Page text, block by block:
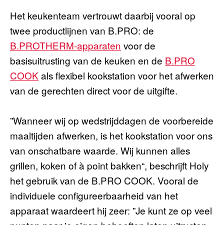
Het keukenteam vertrouwt daarbij vooral op
twee productlijnen van B.PRO: de
B.PROTHERM-apparaten voor de
basisuitrusting van de keuken en de B.PRO
COOK als flexibel kookstation voor het afwerken
van de gerechten direct voor de uitgifte.
”Wanneer wij op wedstrijddagen de voorbereide
maaltijden afwerken, is het kookstation voor ons
van onschatbare waarde. Wij kunnen alles
grillen, koken of à point bakken“, beschrijft Holy
het gebruik van de B.PRO COOK. Vooral de
individuele configureerbaarheid van het
apparaat waardeert hij zeer: ”Je kunt ze op veel